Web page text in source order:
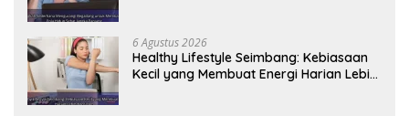
6 Agustus 2026
Healthy Lifestyle Seimbang: Kebiasaan
Kecil yang Membuat Energi Harian Lebih